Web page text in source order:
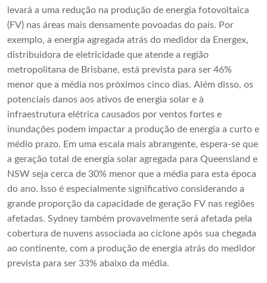
levará a uma redução na produção de energia fotovoltaica
(FV) nas áreas mais densamente povoadas do país. Por
exemplo, a energia agregada atrás do medidor da Energex,
distribuidora de eletricidade que atende a região
metropolitana de Brisbane, está prevista para ser 46%
menor que a média nos próximos cinco dias. Além disso, os
potenciais danos aos ativos de energia solar e à
infraestrutura elétrica causados ​​por ventos fortes e
inundações podem impactar a produção de energia a curto e
médio prazo. Em uma escala mais abrangente, espera-se que
a geração total de energia solar agregada para Queensland e
NSW seja cerca de 30% menor que a média para esta época
do ano. Isso é especialmente significativo considerando a
grande proporção da capacidade de geração FV nas regiões
afetadas. Sydney também provavelmente será afetada pela
cobertura de nuvens associada ao ciclone após sua chegada
ao continente, com a produção de energia atrás do medidor
prevista para ser 33% abaixo da média.